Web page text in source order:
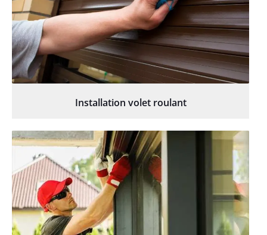
Installation volet roulant